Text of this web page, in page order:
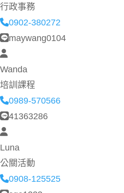
行政事務
0902-380272
maywang0104
Wanda
培訓課程
0989-570566
41363286
Luna
公關活動
0908-125525